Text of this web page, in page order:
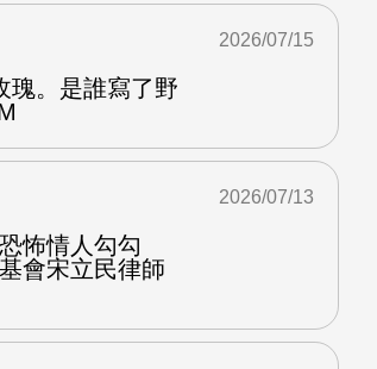
瑰。是誰寫了野
2026/07/15
怖情人勾勾
會宋立民律師
2026/07/13